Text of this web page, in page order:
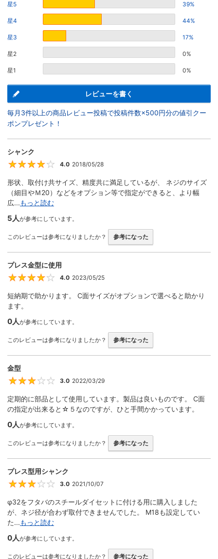
星5 39%
星4 44%
星3 17%
星2 0%
星1 0%
レビューを書く
毎月3件以上の商品レビュー投稿で投稿件数×500円分の値引クー
ポンプレゼント！
シャンク
4
4.0 2018/05/28
形状、取付け共サイズ、精度共に満足しているが、 ネジのサイズ
（細目やＭ20）などをオプション等で指定ができると、より幅
広...もっと読む
5人が参考にしています。
このレビューは参考になりましたか？ 参考になった
プレス金型に使用
4
4.0 2023/05/25
短納期で助かります。 C面サイズがオプションで選べると助かり
ます。
0人が参考にしています。
このレビューは参考になりましたか？ 参考になった
金型
3
3.0 2022/03/29
定期的に部品として使用しています。製品は良いものです。 C面
の指定が出来ると☆５なのですが、ひと手間かかっています。
0人が参考にしています。
このレビューは参考になりましたか？ 参考になった
プレス型用シャンク
3
3.0 2021/10/07
φ32をフタバのスチールダイセットに付ける用に購入しました
が、ネジ径が合わず取付できませんでした。 M18も設定してい
た...もっと読む
0人が参考にしています。
このレビューは参考になりましたか？ 参考になった